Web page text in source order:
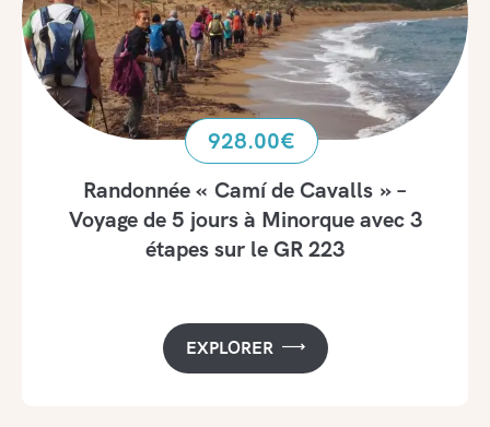
Randonnée « Camí de Cavalls » –
Voyage de 5 jours à Minorque avec 3
étapes sur le GR 223
928.00€
EXPLORER